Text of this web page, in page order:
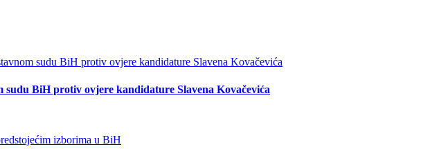
sudu BiH protiv ovjere kandidature Slavena Kovačevića